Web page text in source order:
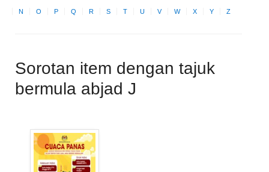
N O P Q R S T U V W X Y Z
Sorotan item dengan tajuk
bermula abjad J